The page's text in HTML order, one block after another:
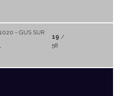
1020 - GUS SUR
19 /
58